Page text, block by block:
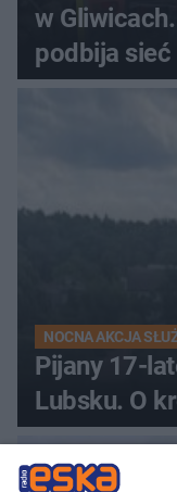
w
podbija sieć
NOCNA AKCJA
Pijany 17-
Lubsku. O